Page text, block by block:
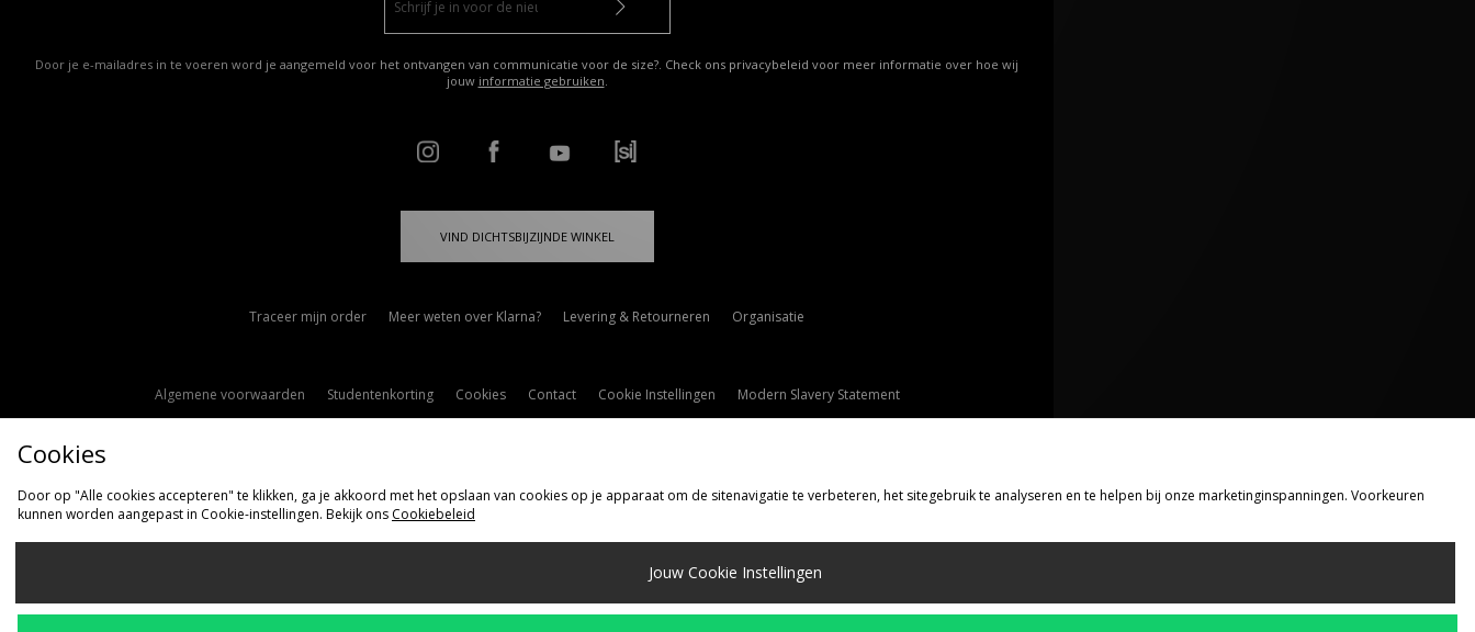
Door je e-mailadres in te voeren word je aangemeld voor het ontvangen van communicatie voor de size?. Check ons privacybeleid voor meer informatie over hoe wij
jouw informatie gebruiken.
VIND DICHTSBIJZIJNDE WINKEL
Traceer mijn order Meer weten over Klarna? Levering & Retourneren Organisatie
Algemene voorwaarden Studentenkorting Cookies Contact Cookie Instellingen Modern Slavery Statement
Verzenden Naar
Cookies
Door op "Alle cookies accepteren" te klikken, ga je akkoord met het opslaan van cookies op je apparaat om de sitenavigatie te verbeteren, het sitegebruik te analyseren en te helpen bij onze marketinginspanningen. Voorkeuren
kunnen worden aangepast in Cookie-instellingen. Bekijk ons Cookiebeleid
Jouw Cookie Instellingen